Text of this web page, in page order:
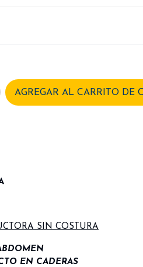
SIN COSTURA
EN CADERAS